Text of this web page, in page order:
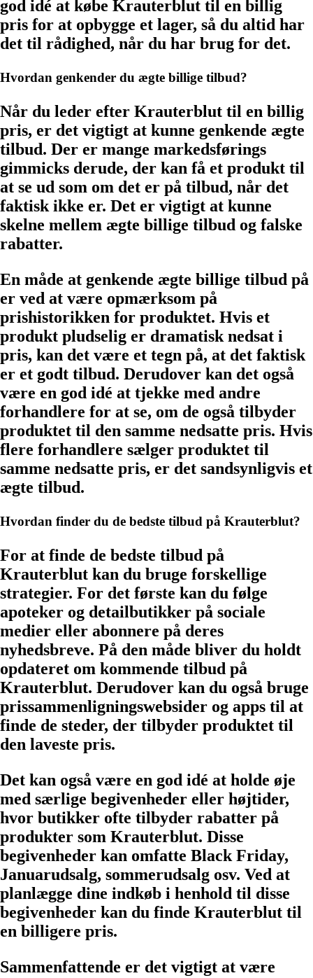
god idé at købe Krauterblut til en billig
pris for at opbygge et lager, så du altid har
det til rådighed, når du har brug for det.
Hvordan genkender du ægte billige tilbud?
Når du leder efter Krauterblut til en billig
pris, er det vigtigt at kunne genkende ægte
tilbud. Der er mange markedsførings
gimmicks derude, der kan få et produkt til
at se ud som om det er på tilbud, når det
faktisk ikke er. Det er vigtigt at kunne
skelne mellem ægte billige tilbud og falske
rabatter.
En måde at genkende ægte billige tilbud på
er ved at være opmærksom på
prishistorikken for produktet. Hvis et
produkt pludselig er dramatisk nedsat i
pris, kan det være et tegn på, at det faktisk
er et godt tilbud. Derudover kan det også
være en god idé at tjekke med andre
forhandlere for at se, om de også tilbyder
produktet til den samme nedsatte pris. Hvis
flere forhandlere sælger produktet til
samme nedsatte pris, er det sandsynligvis et
ægte tilbud.
Hvordan finder du de bedste tilbud på Krauterblut?
For at finde de bedste tilbud på
Krauterblut kan du bruge forskellige
strategier. For det første kan du følge
apoteker og detailbutikker på sociale
medier eller abonnere på deres
nyhedsbreve. På den måde bliver du holdt
opdateret om kommende tilbud på
Krauterblut. Derudover kan du også bruge
prissammenligningswebsider og apps til at
finde de steder, der tilbyder produktet til
den laveste pris.
Det kan også være en god idé at holde øje
med særlige begivenheder eller højtider,
hvor butikker ofte tilbyder rabatter på
produkter som Krauterblut. Disse
begivenheder kan omfatte Black Friday,
Januarudsalg, sommerudsalg osv. Ved at
planlægge dine indkøb i henhold til disse
begivenheder kan du finde Krauterblut til
en billigere pris.
Sammenfattende er det vigtigt at være